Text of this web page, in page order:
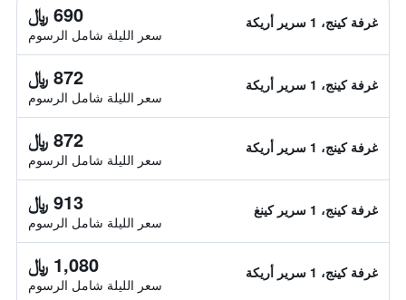
غرفة كينج، 1 سرير أريكة 690 ﷼
سعر الليلة شامل الرسوم
غرفة كينج، 1 سرير أريكة 872 ﷼
سعر الليلة شامل الرسوم
غرفة كينج، 1 سرير أريكة 872 ﷼
سعر الليلة شامل الرسوم
غرفة كينج، 1 سرير كينغ 913 ﷼
سعر الليلة شامل الرسوم
غرفة كينج، 1 سرير أريكة 1,080 ﷼
سعر الليلة شامل الرسوم